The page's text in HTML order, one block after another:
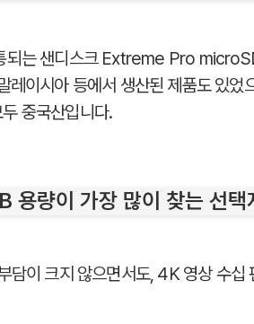
되는 샌디스크 Extreme Pro
레이시아 등에서 생산된 제품도 있
중국산입니다.
용량이 가장 많이 찾는 선택
이 크지 않으면서도, 4K 영상 수십